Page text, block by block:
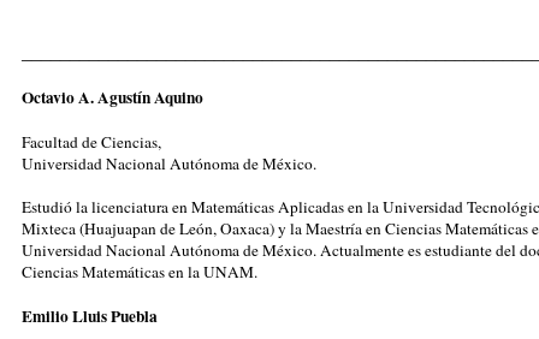
Octavio A. Agustín Aquino
Facultad de Ciencias,
Universidad Nacional Autónoma de México.
Estudió la licenciatura en Matemáticas Aplicadas en la Universidad
Mixteca (Huajuapan de León, Oaxaca) y la Maestría en Ciencias Matemáticas
Universidad Nacional Autónoma de México. Actualmente es estudiante del
Ciencias Matemáticas en la UNAM.
Emilio Lluis Puebla